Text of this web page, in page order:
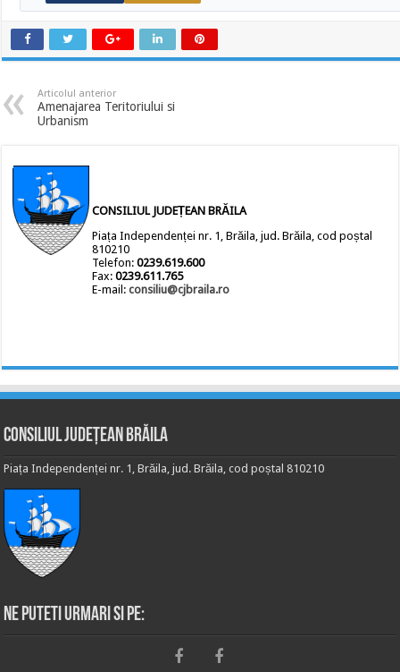
Articolul anterior
Amenajarea Teritoriului si
Urbanism
CONSILIUL JUDEȚEAN BRĂILA
Piața Independenței nr. 1, Brăila, jud. Brăila, cod poștal
810210
Telefon:0239.619.600
Fax:0239.611.765
E-mail:consiliu@cjbraila.ro
Consiliul Județean Brăila
Piața Independenței nr. 1, Brăila, jud. Brăila, cod poștal 810210
Ne puteti urmari si pe: